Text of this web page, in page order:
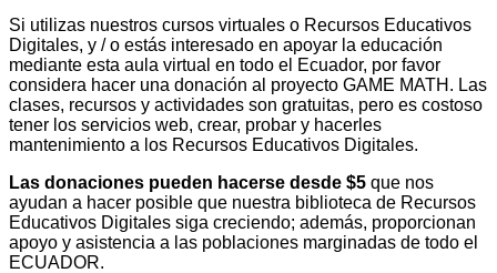
Si utilizas nuestros cursos virtuales o Recursos Educativos
Digitales, y / o estás interesado ​​en apoyar la educación
mediante esta aula virtual en todo el Ecuador, por favor
considera hacer una donación al proyecto GAME MATH. Las
clases, recursos y actividades son gratuitas, pero es costoso
tener los servicios web, crear, probar y hacerles
mantenimiento a los Recursos Educativos Digitales.
Las donaciones pueden hacerse desde $5 que nos
ayudan a hacer posible que nuestra biblioteca de Recursos
Educativos Digitales siga creciendo; además, proporcionan
apoyo y asistencia a las poblaciones marginadas de todo el
ECUADOR.